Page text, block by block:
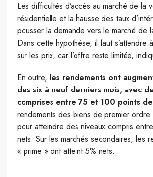
Les difficultés d’accès au marché de la
résidentielle et la hausse des taux
pousser la demande vers le marché de
Dans cette hypothèse, il faut s’attendre
sur les prix, car l’offre reste limitée,
En outre, les rendements ont
des six à neuf derniers mois, avec
comprises entre 75 et 100 points
rendements des biens de premier ordre
pour atteindre des niveaux compris
nets. Sur les marchés secondaires, les
« prime » ont atteint 5% nets.